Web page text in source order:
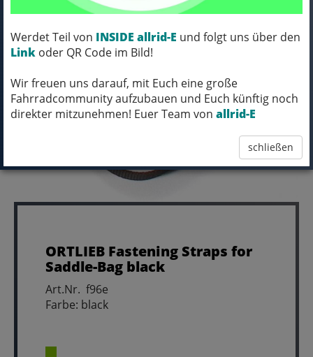
Werdet Teil von INSIDE allrid-E und folgt uns über den
Link oder QR Code im Bild!
Wir freuen uns darauf, mit Euch eine große
Fahrradcommunity aufzubauen und Euch künftig noch
direkter mitzunehmen! Euer Team von allrid-E
schließen
ORTLIEB Fastening Straps for
Saddle-Bag black
Art.Nr. f96e
Farbe: black